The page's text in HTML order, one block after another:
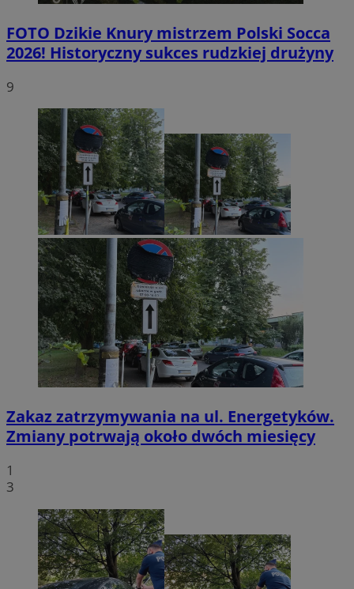
FOTO Dzikie Knury mistrzem Polski Socca
2026! Historyczny sukces rudzkiej drużyny
9
Zakaz zatrzymywania na ul. Energetyków.
Zmiany potrwają około dwóch miesięcy
1
3